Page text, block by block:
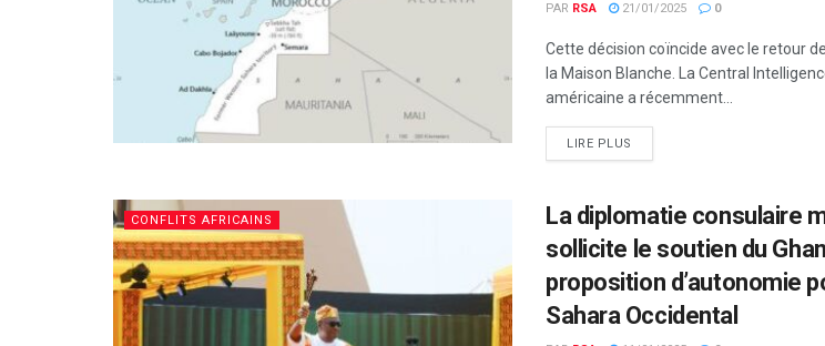
PAR RSA 21/01/2025 0
Cette décision coïncide avec le retour
la Maison Blanche. La Central
américaine a récemment...
LIRE PLUS
CONFLITS AFRICAINS
La diplomatie consulaire
sollicite le soutien du
proposition d’autonomie
Sahara Occidental